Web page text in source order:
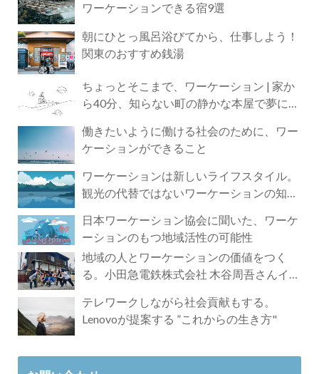
ワーケーションできる宿9選
朝にひとっ風呂浴びてから、仕事しよう！
関東のおすすめ銭湯
ちょっとそこまで、ワーケーション | 家か
ら40分、知らない町の静かな本屋で夢に近
働きたいように働ける社会のために、ワー
ケーションができること
ワーケーションは新しいライフスタイル。
観光の代替ではないワーケーションの知ら
日本ワーケーション協会に聞いた、ワーケ
ーションのもつ地域活性の可能性
地域の人とワーケーションの価値をつく
る。小田急電鉄株式会社 木谷周吾さんイン
テレワークしながら社会貢献もする。
Lenovoが提案する ”これからの生き方"